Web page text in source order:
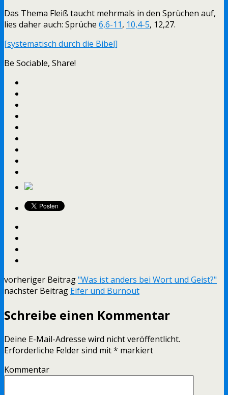
Das Thema Fleiß taucht mehrmals in den Sprüchen auf,
lies daher auch: Sprüche 6,6-11, 10,4-5, 12,27.
[systematisch durch die Bibel]
Be Sociable, Share!
vorheriger Beitrag"Was ist anders bei Wort und Geist?"
nächster Beitrag Eifer und Burnout
Schreibe einen Kommentar
Deine E-Mail-Adresse wird nicht veröffentlicht.
Erforderliche Felder sind mit* markiert
Kommentar